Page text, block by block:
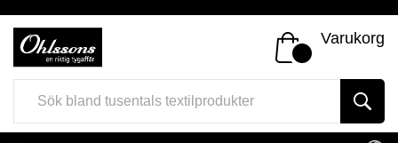
Varukorg